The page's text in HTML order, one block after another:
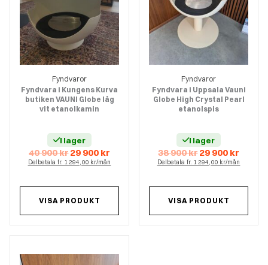
Fyndvaror
Fyndvara i Kungens Kurva
butiken VAUNI Globe låg
vit etanolkamin
I lager
40 900krDet
ursprungliga
priset
900 kr.
29 900 krDet
nuvarande
priset
900 kr.
Delbetala fr. 1 294,00 kr/mån
VISA PRODUKT
Fyndvaror
Fyndvara i Uppsala Vauni
Globe High Crystal Pearl
etanolspis
I lager
38 900krDet
ursprungliga
priset
900 kr.
29 900 krDet
priset
900 kr.
Delbetala fr. 1 294,00 kr/mån
VISA PRODUKT